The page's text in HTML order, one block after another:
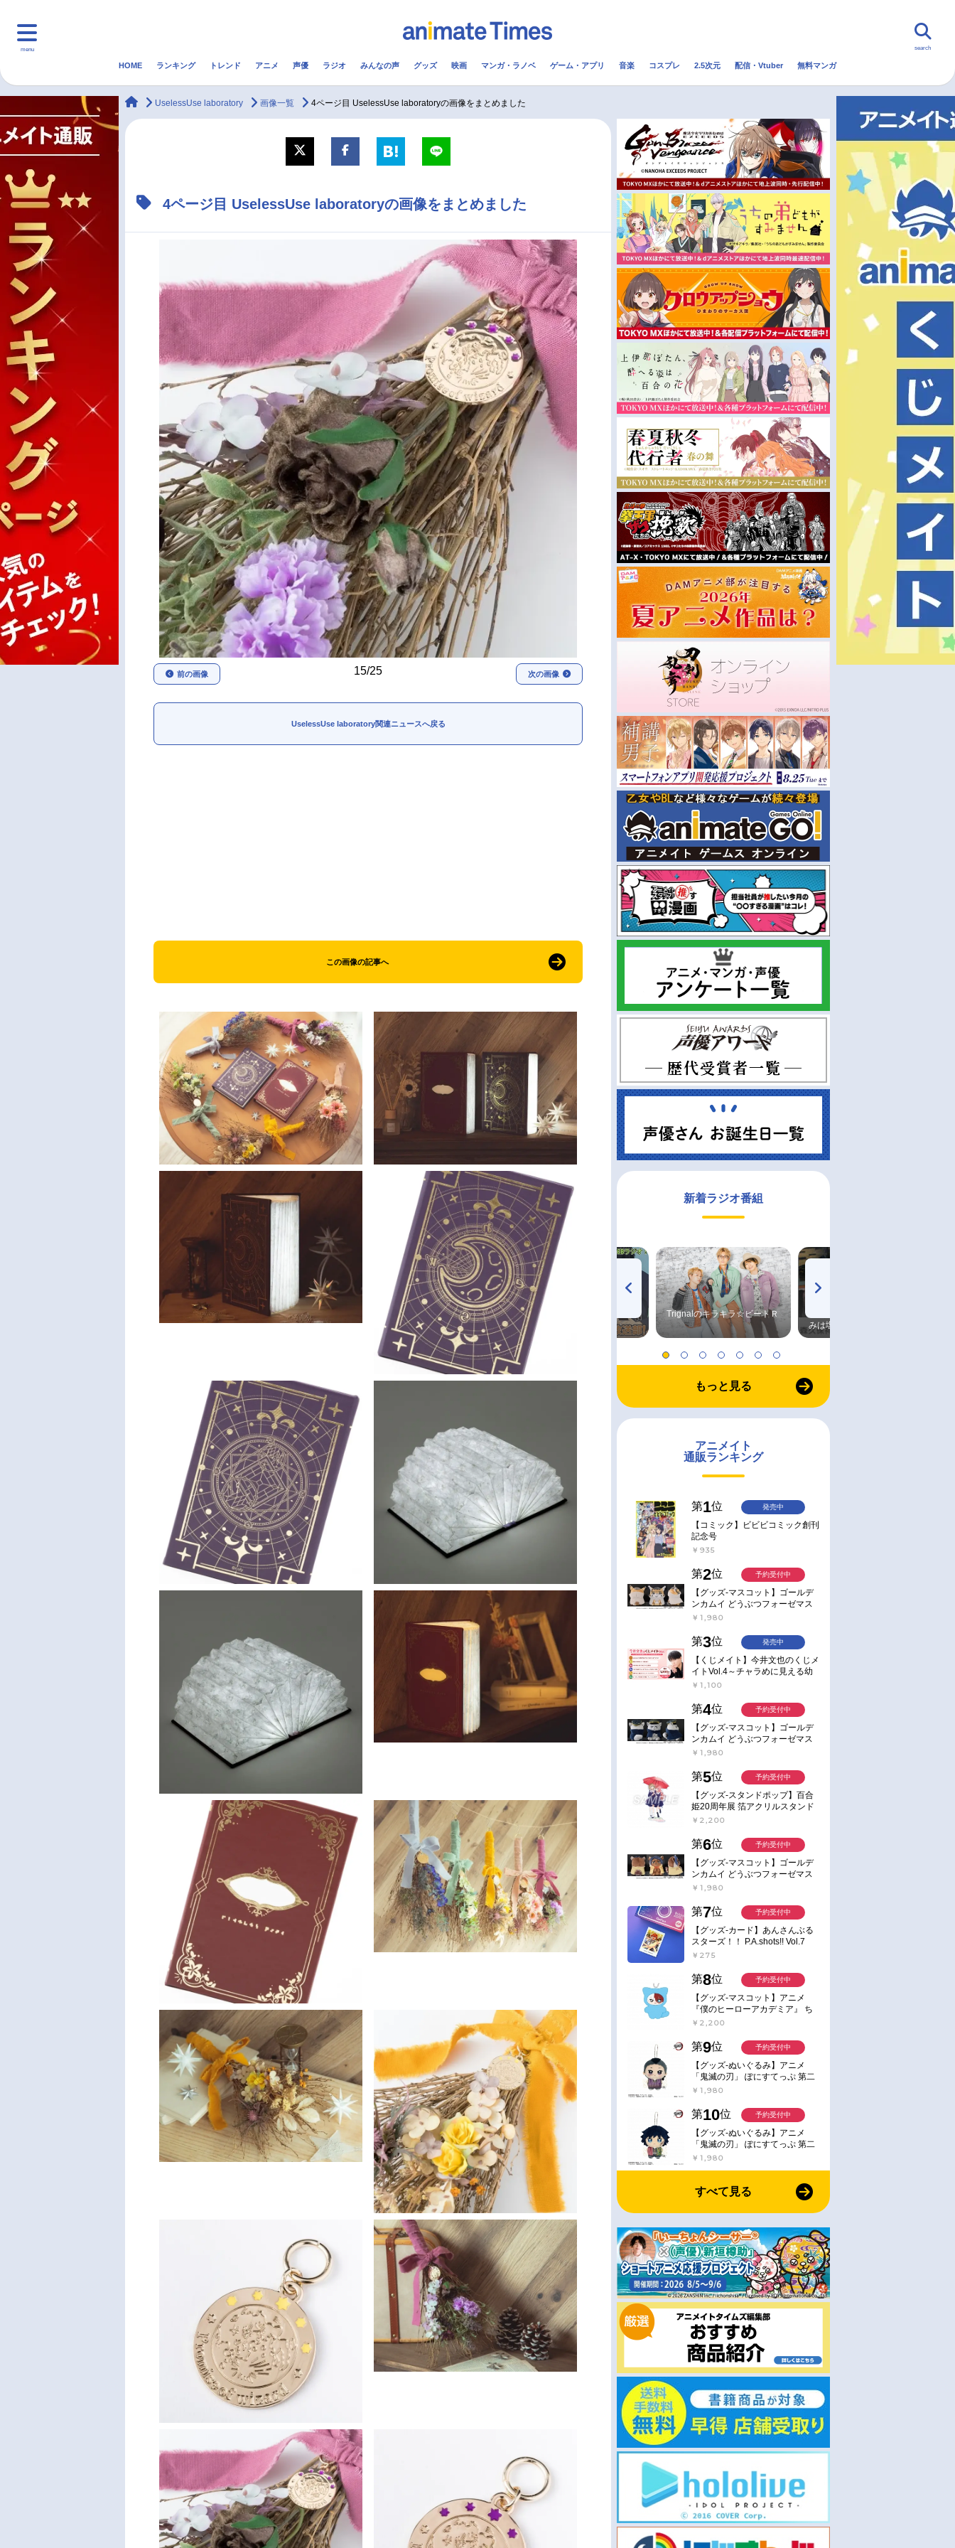
menu
マンガ・ラノベ 音楽 配信・Vtuber トレンド 無料マンガ
アニメ記事一覧
声優記事一覧
実写化映画一覧
男性声優/女性声優一覧
今期アニメ曜日別一覧
夏アニメ
秋アニメ
冬アニメ
FOLLOW US
search
HOME ランキング トレンド アニメ 声優 ラジオ みんなの声 グッズ 映画 マンガ・ラノベ ゲーム・アプリ 音楽 コスプレ 2.5次元 配信・Vtuber 無料マンガ
animateTimes
UselessUse laboratory 画像一覧 4ページ目 UselessUse laboratoryの画像をまとめました
4ページ目 UselessUse laboratoryの画像をまとめました
15/25
前の画像 次の画像
UselessUse laboratory関連ニュースへ戻る
この画像の記事へ
新着ラジオ番組
TVアニメ『戦隊大失格』
radio 大直会 2nd season
ハイキュー!! 烏野高校放送部! Trignalのキラキラ☆ビートＲ
みは塩だけ
もっと見る
アニメイト
通販ランキング
第1位
【コミック】ビビビコミック創刊
記念号
￥935
発売中
第2位
【グッズ-マスコット】ゴールデ
ンカムイ どうぶつフォーゼマス
コット 4.尾形百之助【再販】
￥1,980
予約受付中
第3位
【くじメイト】今井文也のくじメ
イトVol.4～チャラめに見える幼
馴染、実は一途で独占欲が強いん
￥1,100
発売中
第4位
【グッズ-マスコット】ゴールデ
ンカムイ どうぶつフォーゼマス
コット 5.月島軍曹【再販】
￥1,980
予約受付中
第5位
【グッズ-スタンドポップ】百合
姫20周年展 箔アクリルスタンド
E：あおのなち
￥2,200
予約受付中
第6位
【グッズ-マスコット】ゴールデ
ンカムイ どうぶつフォーゼマス
コット 6.鯉登少尉【再販】
￥1,980
予約受付中
第7位
【グッズ-カード】あんさんぶる
スターズ！！ P.A.shots!! Vol.7
Action
￥275
予約受付中
第8位
【グッズ-マスコット】アニメ
『僕のヒーローアカデミア』 ち
みけもますこっと 7.轟凍焦
￥2,200
予約受付中
第9位
【グッズ-ぬいぐるみ】アニメ
「鬼滅の刃」 ぽにすてっぷ 第二
弾 不死川 玄弥
￥1,980
予約受付中
第10位
【グッズ-ぬいぐるみ】アニメ
「鬼滅の刃」 ぽにすてっぷ 第二
弾 冨岡 義勇
￥1,980
予約受付中
すべて見る